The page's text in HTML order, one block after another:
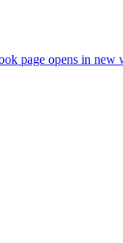
page opens in new